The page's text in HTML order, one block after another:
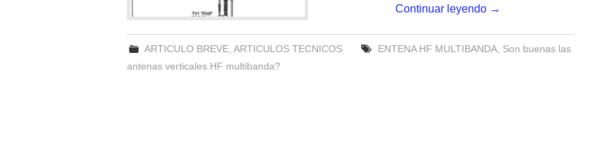
Continuar leyendo →
ARTICULO BREVE ,ARTICULOS TECNICOS ENTENA HF MULTIBANDA, Son buenas las
antenas verticales HF multibanda?